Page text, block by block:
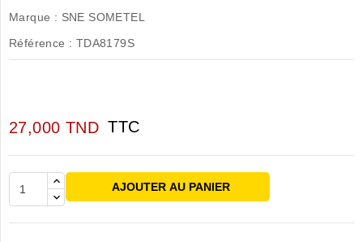
Marque : SNE SOMETEL
Référence : TDA8179S
27,000 TND TTC
AJOUTER AU PANIER